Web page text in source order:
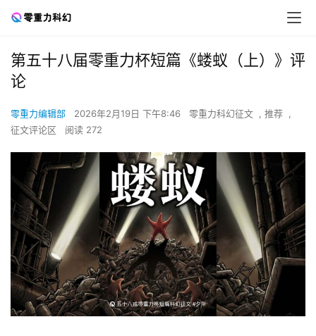
第五十八届零重力杯短篇《蝼蚁（上）》评
论
零重力编辑部 2026年2月19日 下午8:46 零重力科幻征文 , 推荐
,
征文评论区
阅读 272